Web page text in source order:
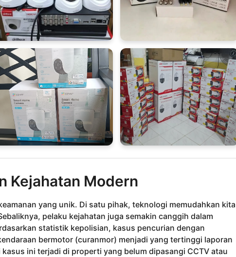
Kejahatan Modern
yang unik. Di satu pihak, teknologi memudahkan kita
pelaku kejahatan juga semakin canggih dalam
statistik kepolisian, kasus pencurian dengan
bermotor (curanmor) menjadi yang tertinggi laporan
ini terjadi di properti yang belum dipasangi CCTV atau